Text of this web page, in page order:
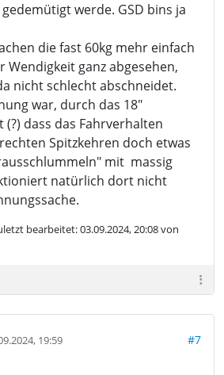
werde. GSD bins ja
die fast 60kg mehr einfach
Wendigkeit ganz abgesehen,
nicht schlecht abschneidet.
war, durch das 18"
dass das Fahrverhalten
Spitzkehren doch etwas
mit massig
natürlich dort nicht
bearbeitet: 03.09.2024, 20:08 von
19:59 #7